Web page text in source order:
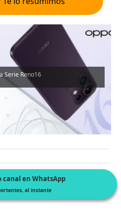
Serie Reno16
en WhatsApp
al instante